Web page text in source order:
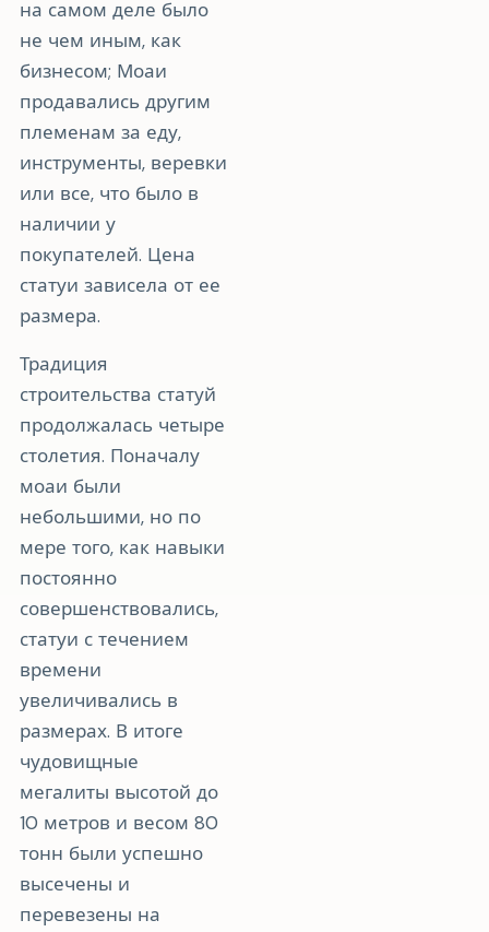
на самом деле было
не чем иным, как
бизнесом; Моаи
продавались другим
племенам за еду,
инструменты, веревки
или все, что было в
наличии у
покупателей. Цена
статуи зависела от ее
размера.
Традиция
строительства статуй
продолжалась четыре
столетия. Поначалу
моаи были
небольшими, но по
мере того, как навыки
постоянно
совершенствовались,
статуи с течением
времени
увеличивались в
размерах. В итоге
чудовищные
мегалиты высотой до
10 метров и весом 80
тонн были успешно
высечены и
перевезены на